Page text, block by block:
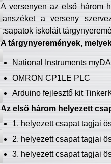
A versenyen az első három
tanszéket a verseny
csapatok iskoláit
A tárgynyeremények,
National Instruments
OMRON CP1LE PLC
Arduino fejlesztő kit
Az első három helyezett
1. helyezett csapat tagjai
2. helyezett csapat tagjai
3. helyezett csapat tagjai